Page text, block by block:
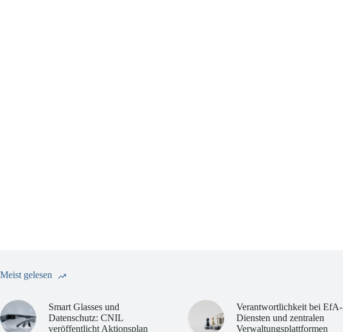
Meist gelesen
Smart Glasses und
Datenschutz: CNIL
veröffentlicht Aktionsplan
Verantwortlichkeit bei EfA-
Diensten und zentralen
Verwaltungsplattformen